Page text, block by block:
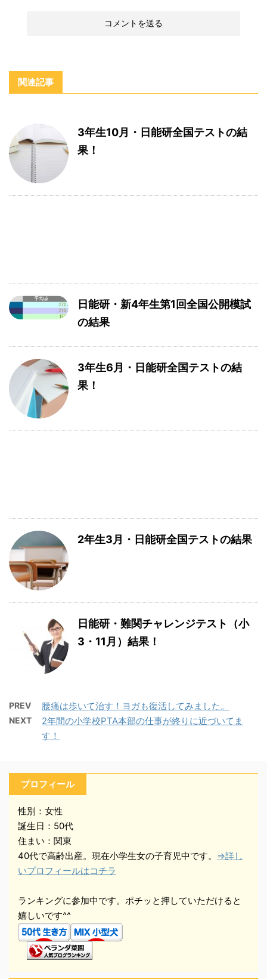
関連記事
3年生10月・日能研全国テストの結
果！
日能研・新4年生第1回全国公開模試
の結果
3年生6月・日能研全国テストの結
果！
2年生3月・日能研全国テストの結果
日能研・難関チャレンジテスト（小
3・11月）結果！
PREV 腰痛は歩いて治す！ヨガも復活してみました。
NEXT
2年間の小学校PTA本部の仕事が終りに近づいてま
す！
プロフィール
性別：女性
誕生日：50代
住まい：関東
40代で高齢出産。現在小学生女の子育児中です。 ⇒詳し
いプロフィールはコチラ
ランキングに参加中です。ポチッと押していただけると
嬉しいです^^